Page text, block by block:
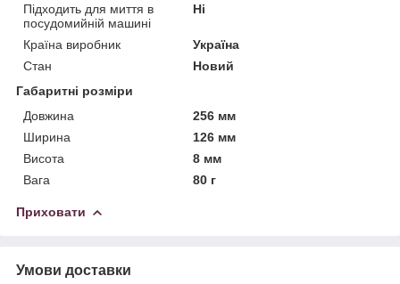
Підходить для миття в
посудомийній машині
Ні
Країна виробник
Україна
Стан
Новий
Габаритні розміри
Довжина
256 мм
Ширина
126 мм
Висота
8 мм
Вага
80 г
Приховати
Умови доставки